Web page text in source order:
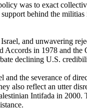
was to exact
behind the
and unwavering
Accords in 1978 and
declining U.S.
and the severance of
also reflect an utter
Intifada in